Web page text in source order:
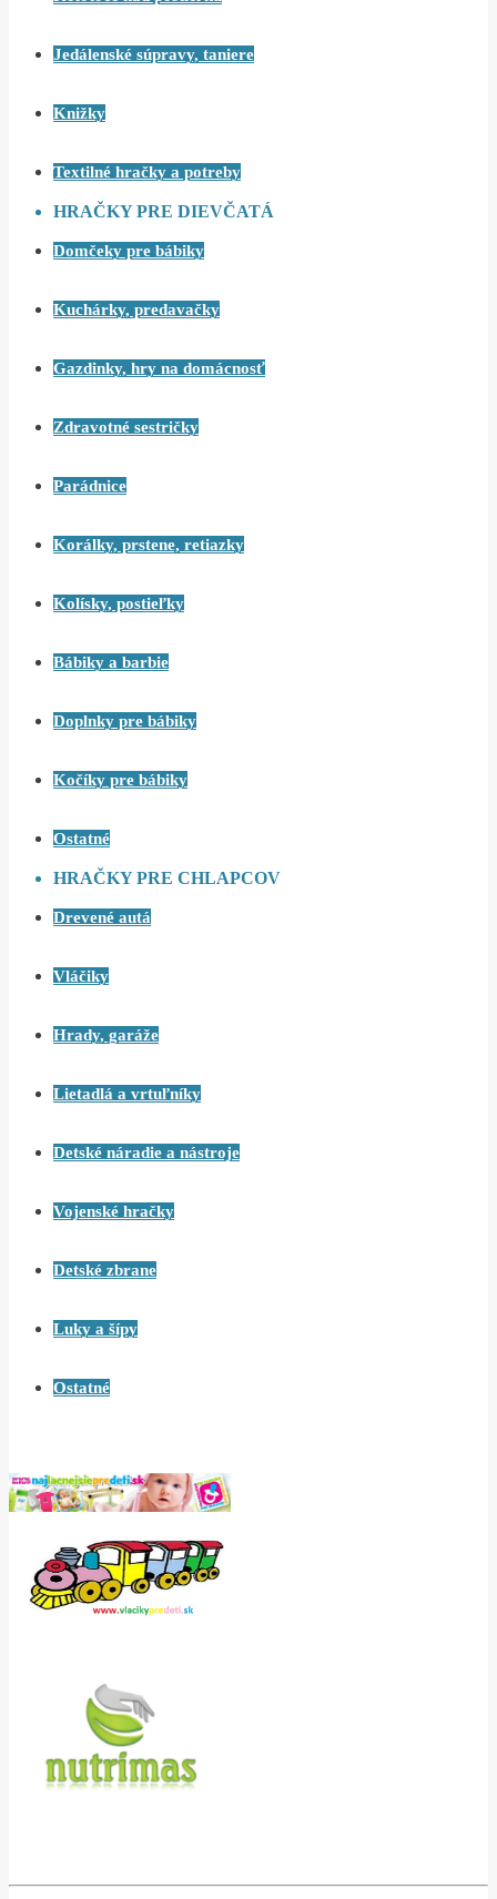
Jedálenské súpravy, taniere
Knižky
Textilné hračky a potreby
HRAČKY PRE DIEVČATÁ
Domčeky pre bábiky
Kuchárky, predavačky
Gazdinky, hry na domácnosť
Zdravotné sestričky
Parádnice
Korálky, prstene, retiazky
Kolísky, postieľky
Bábiky a barbie
Doplnky pre bábiky
Kočíky pre bábiky
Ostatné
HRAČKY PRE CHLAPCOV
Drevené autá
Vláčiky
Hrady, garáže
Lietadlá a vrtuľníky
Detské náradie a nástroje
Vojenské hračky
Detské zbrane
Luky a šípy
Ostatné